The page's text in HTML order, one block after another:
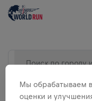
Поиск по городу
Мы обрабатываем
оценки и